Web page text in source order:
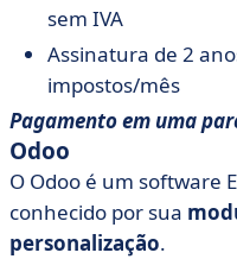
sem IVA
Assinatura de 2
impostos/mês
Pagamento em uma
Odoo
O Odoo é um software
conhecido por sua
personalização.